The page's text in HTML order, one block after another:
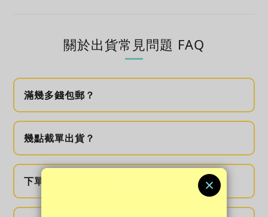
關於出貨常見問題 FAQ
滿幾多錢包郵？
幾點截單出貨？
下單後多久會送到？